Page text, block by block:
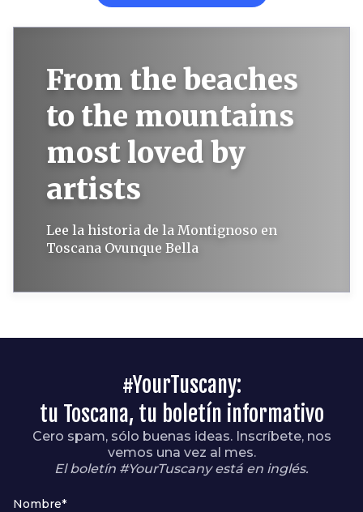
From the beaches
to the mountains
most loved by
artists
Lee la historia de la Montignoso en
Toscana Ovunque Bella
#YourTuscany:
tu Toscana, tu boletín informativo
Cero spam, sólo buenas ideas. Inscríbete, nos
vemos una vez al mes.
El boletín #YourTuscany está en inglés.
Nombre*